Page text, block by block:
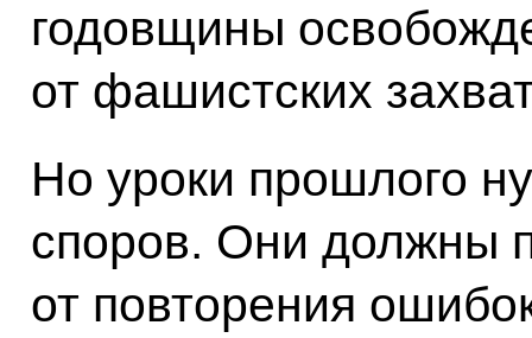
годовщины
от фашистских
Но уроки прошлого
споров. Они должны
от повторения